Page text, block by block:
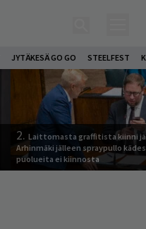
JYTÄKESÄ GO GO STEELFEST
2. Laittomasta graffitista kiinni
Arhinmäki jälleen spraypullo
puolueita ei kiinnosta